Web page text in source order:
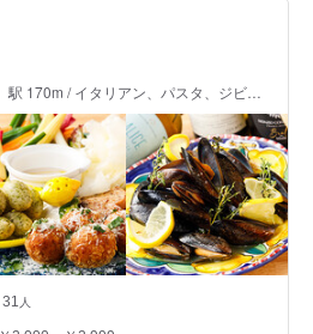
[東京] 浅草（つくばＥＸＰ）駅 170m / イタリアン、パスタ、ジビエ料理
31 人